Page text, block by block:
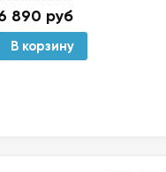
890 руб
В корзину